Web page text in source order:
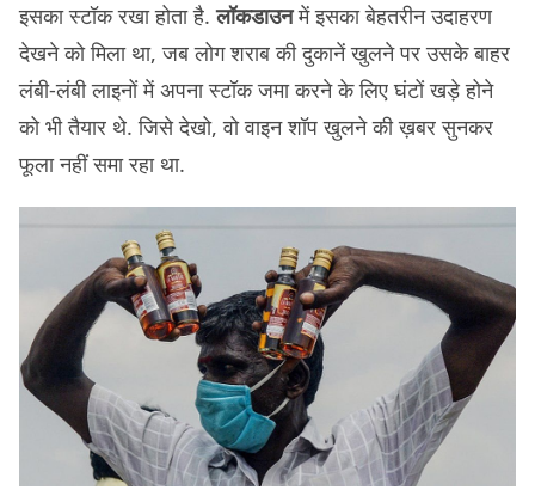
इसका स्टॉक रखा होता है.लॉकडाउनमें इसका बेहतरीन उदाहरण
देखने को मिला था, जब लोग शराब की दुकानें खुलने पर उसके बाहर
लंबी-लंबी लाइनों में अपना स्टॉक जमा करने के लिए घंटों खड़े होने
को भी तैयार थे. जिसे देखो, वो वाइन शॉप खुलने की ख़बर सुनकर
फूला नहीं समा रहा था.